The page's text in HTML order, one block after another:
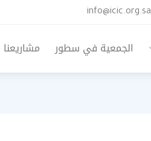
info@icic.org.sa
الجمعية في سطور مشاريعنا